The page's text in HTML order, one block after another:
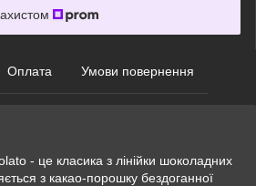
Оплата Умови повернення
- це класика з лінійки шоколадних
з какао-порошку бездоганної